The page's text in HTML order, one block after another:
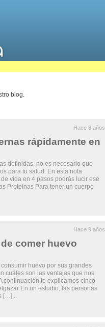
blog.
Hace 8 años
rápidamente en
definidas, no es necesario que
para tu salud. En esta nota
vida en 4 pasos podrás lucir ese
Proteínas Para tener un cuerpo
Hace 9 años
comer huevo
huevo por sus grandes
cuáles son las ventajas que nos
continuación te explicamos cinco
En un estudio, las personas
[…]...